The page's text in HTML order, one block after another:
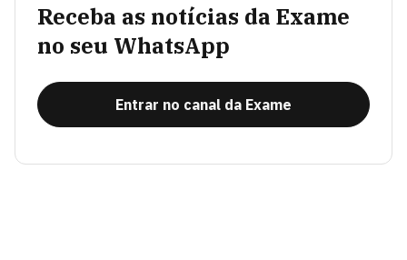
Receba as notícias da Exame
no seu WhatsApp
Entrar no canal da Exame